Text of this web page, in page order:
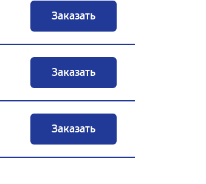
Заказать
Заказать
Заказать